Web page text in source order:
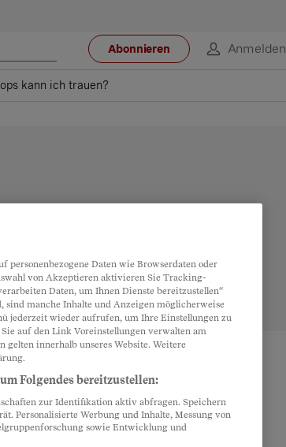
Abonnieren Anmelden
kann ich trauen?
personenbezogene Daten wie Browserdaten oder
von Akzeptieren aktivieren Sie Tracking-
Daten, um Ihnen Dienste bereitzustellen“
manche Inhalte und Anzeigen möglicherweise
jederzeit wieder aufrufen, um Ihre Einstellungen zu
auf den Link Voreinstellungen verwalten am
gelten innerhalb unseres Website. Weitere
Folgendes bereitzustellen:
zur Identifikation aktiv abfragen. Speichern
Personalisierte Werbung und Inhalte, Messung von
sowie Entwicklung und